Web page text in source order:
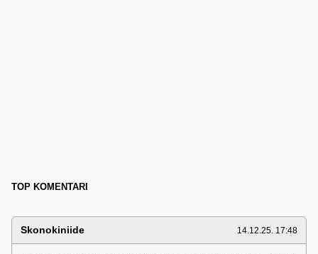
TOP KOMENTARI
Skonokiniide 14.12.25. 17:48